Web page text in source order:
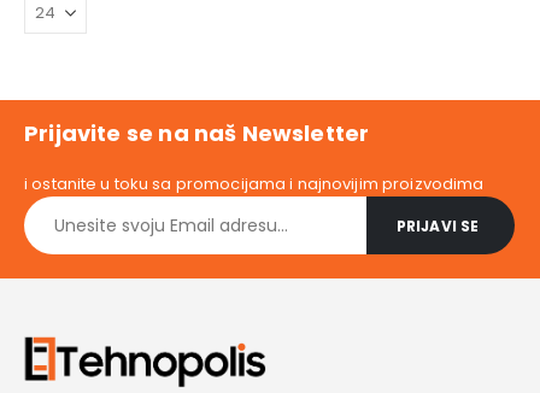
Prijavite se na naš Newsletter
i ostanite u toku sa promocijama i najnovijim proizvodima